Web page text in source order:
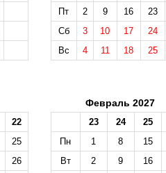
Пт
2 9 16
23
Сб
3 10 17
24
Вс
4 11 18 25
22
25
26
Февраль 2027
23 24
25
Пн
1 8
15
Вт
2 9
16